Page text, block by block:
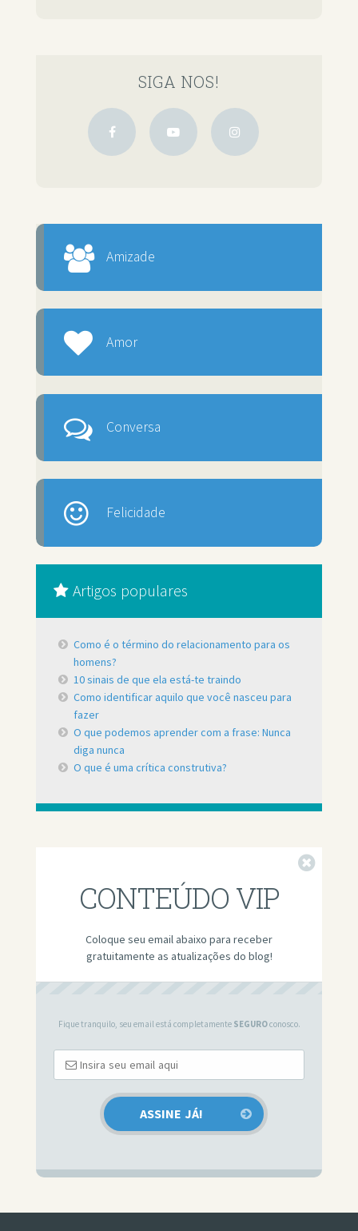
SIGA NOS!
Amizade
Amor
Conversa
Felicidade
Artigos populares
Como é o término do relacionamento para os
homens?
10 sinais de que ela está-te traindo
Como identificar aquilo que você nasceu para
fazer
O que podemos aprender com a frase: Nunca
diga nunca
O que é uma crítica construtiva?
CONTEÚDO VIP
Coloque seu email abaixo para receber
gratuitamente as atualizações do blog!
Fique tranquilo, seu email está completamente SEGUROconosco.